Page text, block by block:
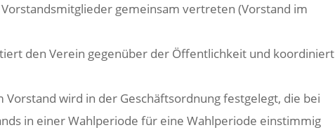
gemeinsam vertreten (Vorstand im
den Verein gegenüber der Öffentlichkeit und koordiniert
Vorstand wird in der Geschäftsordnung festgelegt, die bei
in einer Wahlperiode für eine Wahlperiode einstimmig